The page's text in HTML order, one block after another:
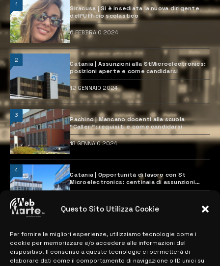
Questo Sito Utilizza Cookie
Per fornire le migliori esperienze, utilizziamo tecnologie come i
cookie per memorizzare e/o accedere alle informazioni del
dispositivo. Il consenso a queste tecnologie ci permetterà di
elaborare dati come il comportamento di navigazione o ID unici su
1
Siracusa | Si è insediata la nuova dirigente
dell’Ufficio scolastico
6 FEBBRAIO 2024
2
Catania | Assunzioni alla StMicroelectronics:
posizioni aperte e come candidarsi
12 GENNAIO 2024
3
Pachino | Mancano docenti alla scuola
“Calleri”: requisiti e come candidarsi
18 GENNAIO 2024
4
Catania | Opportunità di lavoro con St
Microelectronics: centinaia di assunzioni
previste
MAPPA DEL SITO
> NOTIZIE